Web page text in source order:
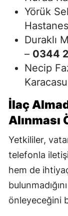
Yörük
Duraklı
– 0344
Necip
İlaç
Alınması
Yetkililer,
telefonla
hem de
önleyeceğini